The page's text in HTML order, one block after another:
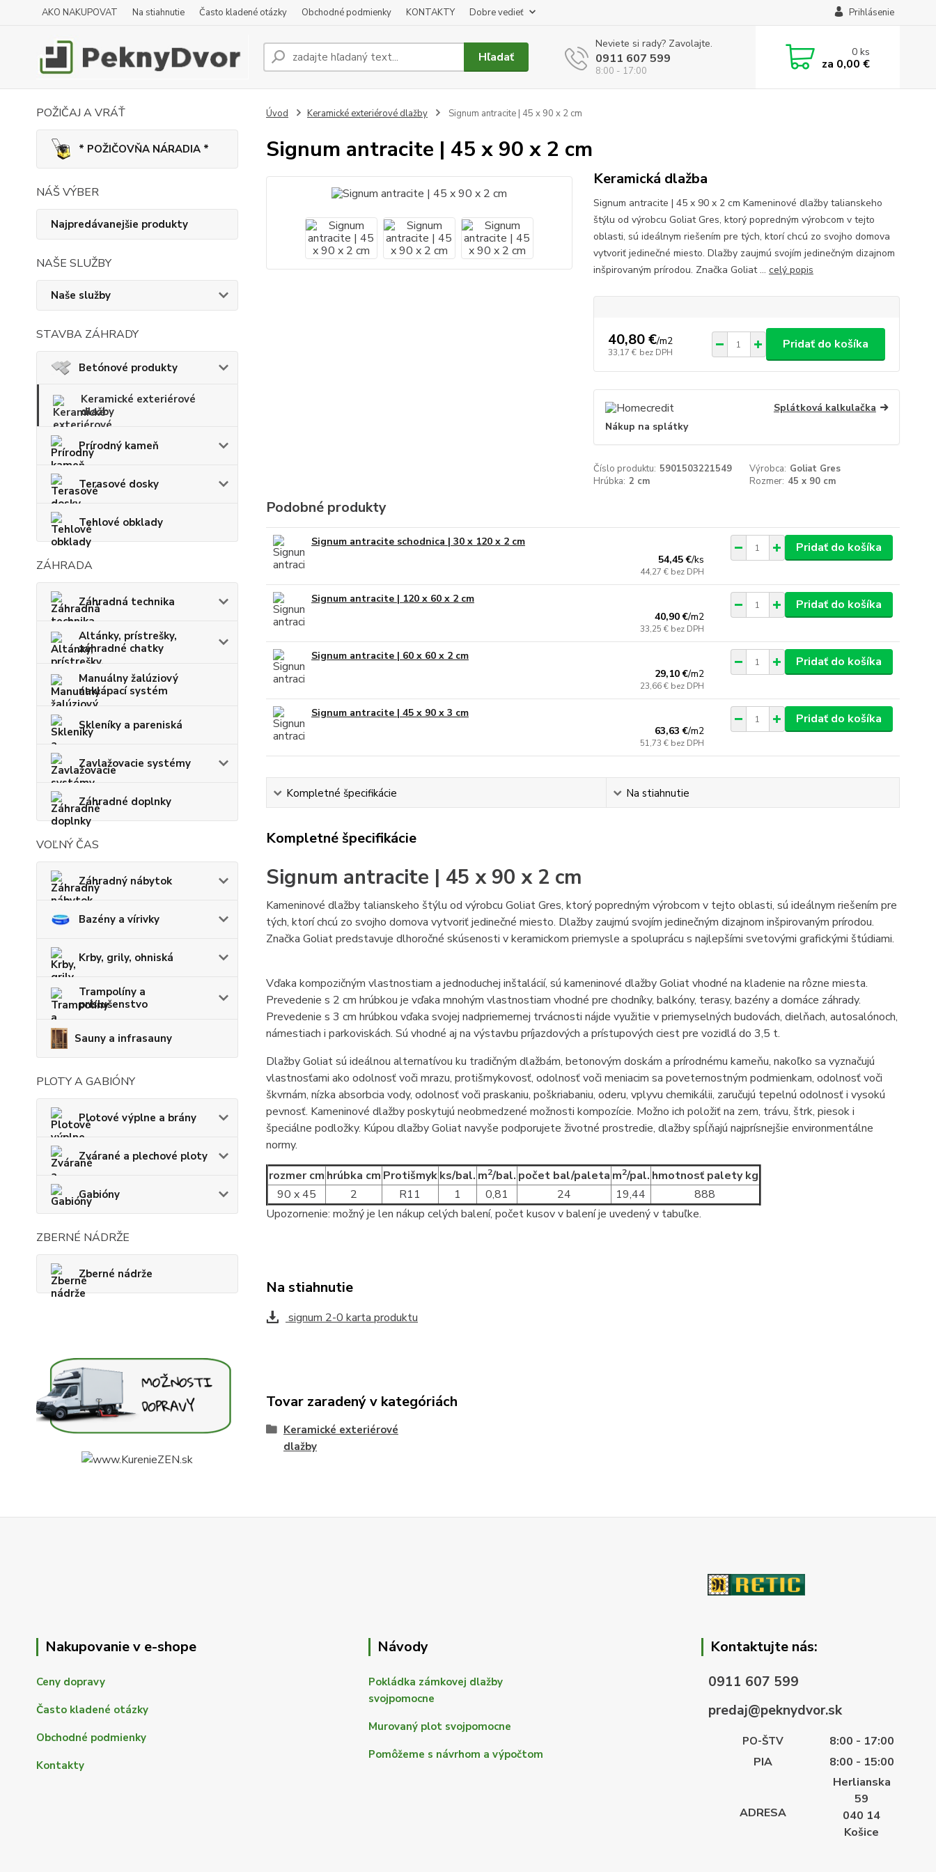
AKO NAKUPOVAT Na stiahnutie Často kladené otázky Obchodné podmienky KONTAKTY Dobre vedieť Prihlásenie
Hľadať
Neviete si rady? Zavolajte.
0911 607 599
8:00 - 17:00
0ks
za 0,00 €
POŽIČAJ A VRÁŤ
* POŽIČOVŇA NÁRADIA *
NÁŠ VÝBER
Najpredávanejšie produkty
NAŠE SLUŽBY
Naše služby
STAVBA ZÁHRADY
Betónové produkty
Keramické exteriérové
dlažby
Prírodný kameň
Terasové dosky
Tehlové obklady
ZÁHRADA
Záhradná technika
Altánky, prístrešky,
záhradné chatky
Manuálny žalúziový
naklápací systém
Skleníky a pareniská
Zavlažovacie systémy
Záhradné doplnky
VOĽNÝ ČAS
Záhradný nábytok
Bazény a vírivky
Krby, grily, ohniská
Trampolíny a
príslušenstvo
Sauny a infrasauny
PLOTY A GABIÓNY
Plotové výplne a brány
Zvárané a plechové ploty
Gabióny
ZBERNÉ NÁDRŽE
Zberné nádrže
Úvod Keramické exteriérové dlažby Signum antracite | 45 x 90 x 2 cm
Signum antracite | 45 x 90 x 2 cm
Keramická dlažba
Signum antracite | 45 x 90 x 2 cm Kameninové dlažby talianskeho
štýlu od výrobcu Goliat Gres, ktorý popredným výrobcom v tejto
oblasti, sú ideálnym riešením pre tých, ktorí chcú zo svojho domova
vytvoriť jedinečné miesto. Dlažby zaujmú svojím jedinečným dizajnom
inšpirovaným prírodou. Značka Goliat ... celý popis
40,80 €/m2
33,17 € bez DPH
Pridať do košíka
Splátková kalkulačka
Nákup na splátky
Číslo produktu: 5901503221549 Výrobca: Goliat Gres
Hrúbka: 2 cm Rozmer: 45 x 90 cm
Podobné produkty
Signum antracite schodnica | 30 x 120 x 2 cm
54,45 €/ks
44,27 € bez DPH
Pridať do košíka
Signum antracite | 120 x 60 x 2 cm
40,90 €/m2
33,25 € bez DPH
Pridať do košíka
Signum antracite | 60 x 60 x 2 cm
29,10 €/m2
23,66 € bez DPH
Pridať do košíka
Signum antracite | 45 x 90 x 3 cm
63,63 €/m2
51,73 € bez DPH
Pridať do košíka
Kompletné špecifikácie Na stiahnutie
Kompletné špecifikácie
Signum antracite | 45 x 90 x 2 cm
Kameninové dlažby talianskeho štýlu od výrobcu Goliat Gres, ktorý popredným výrobcom v tejto oblasti, sú ideálnym riešením pre
tých, ktorí chcú zo svojho domova vytvoriť jedinečné miesto. Dlažby zaujmú svojím jedinečným dizajnom inšpirovaným prírodou.
Značka Goliat predstavuje dlhoročné skúsenosti v keramickom priemysle a spoluprácu s najlepšími svetovými grafickými štúdiami.
Vďaka kompozičným vlastnostiam a jednoduchej inštalácií, sú kameninové dlažby Goliat vhodné na kladenie na rôzne miesta.
Prevedenie s 2 cm hrúbkou je vďaka mnohým vlastnostiam vhodné pre chodníky, balkóny, terasy, bazény a domáce záhrady.
Prevedenie s 3 cm hrúbkou vďaka svojej nadpriemernej trvácnosti nájde využitie v priemyselných budovách, dielňach, autosalónoch,
námestiach i parkoviskách. Sú vhodné aj na výstavbu príjazdových a prístupových ciest pre vozidlá do 3,5 t.
Dlažby Goliat sú ideálnou alternatívou ku tradičným dlažbám, betonovým doskám a prírodnému kameňu, nakoľko sa vyznačujú
vlastnosťami ako odolnosť voči mrazu, protišmykovosť, odolnosť voči meniacim sa poveternostným podmienkam, odolnosť voči
škvrnám, nízka absorbcia vody, odolnosť voči praskaniu, poškriabaniu, oderu, vplyvu chemikálii, zaručujú tepelnú odolnosť i vysokú
pevnosť. Kameninové dlažby poskytujú neobmedzené možnosti kompozície. Možno ich položiť na zem, trávu, štrk, piesok i
špeciálne podložky. Kúpou dlažby Goliat navyše podporujete životné prostredie, dlažby spĺňajú najprísnejšie environmentálne
normy.
rozmer cm hrúbka cm Protišmykks/bal. m2/bal. počet bal/paleta m2/pal. hmotnosť palety kg
90 x 45
2 R11 1 0,81 24 19,44
888
Upozornenie: možný je len nákup celých balení, počet kusov v balení je uvedený v tabuľke.
Na stiahnutie
signum 2-0 karta produktu
Tovar zaradený v kategóriách
Keramické exteriérové
dlažby
Nakupovanie v e-shope
Ceny dopravy
Často kladené otázky
Obchodné podmienky
Kontakty
Návody
Pokládka zámkovej dlažby
svojpomocne
Murovaný plot svojpomocne
Pomôžeme s návrhom a výpočtom
Kontaktujte nás:
0911 607 599
predaj@peknydvor.sk
PO-ŠTV
8:00 - 17:00
PIA
8:00 - 15:00
ADRESA
Herlianska
59
040 14
Košice